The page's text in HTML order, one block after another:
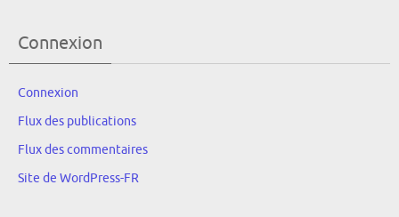
Connexion
Connexion
Flux des publications
Flux des commentaires
Site de WordPress-FR